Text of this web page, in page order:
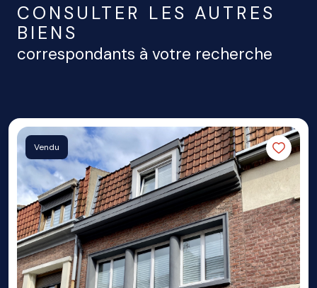
CONSULTER LES AUTRES
BIENS
correspondants à votre recherche
Vendu